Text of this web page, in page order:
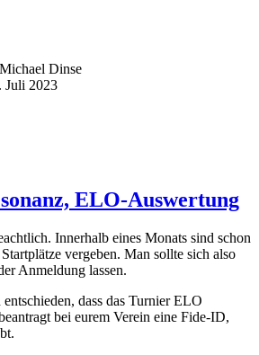
Michael Dinse
Juli 2023
ELO-Auswertung
Innerhalb eines Monats sind schon
vergeben. Man sollte sich also
Anmeldung lassen.
dass das Turnier ELO
bei eurem Verein eine Fide-ID,